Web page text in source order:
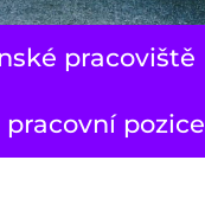
pracoviště
pozice